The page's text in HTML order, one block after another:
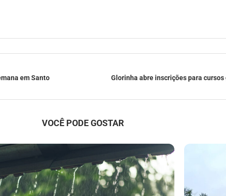
em Santo
Glorinha abre inscrições para
VOCÊ PODE GOSTAR